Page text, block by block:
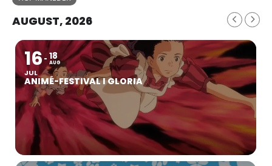
AUGUST, 2026
16
JUL
18
AUG
ANIMÉ-FESTIVAL I GLORIA